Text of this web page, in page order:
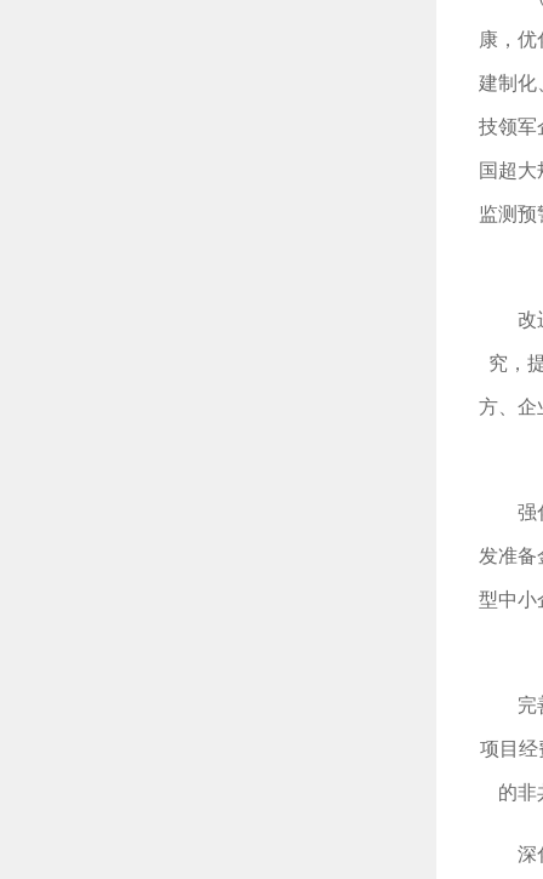
康，
建制化
技领军
国超
监测预
改
究，
方、企
强
发准备
型中小
完
项目经
的非
深